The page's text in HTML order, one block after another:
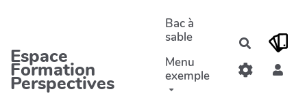
Espace
Formation
Perspectives
Bac à
sable
Menu
exemple